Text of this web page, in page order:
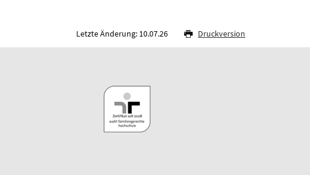
Letzte Änderung: 10.07.26 Druckversion